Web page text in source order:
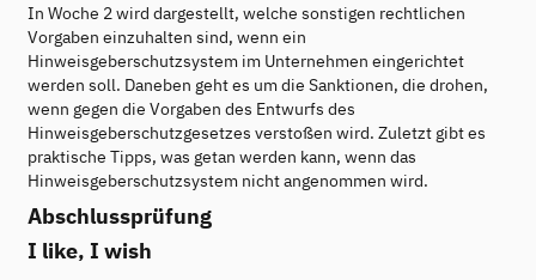
In Woche 2 wird dargestellt, welche sonstigen rechtlichen
Vorgaben einzuhalten sind, wenn ein
Hinweisgeberschutzsystem im Unternehmen eingerichtet
werden soll. Daneben geht es um die Sanktionen, die drohen,
wenn gegen die Vorgaben des Entwurfs des
Hinweisgeberschutzgesetzes verstoßen wird. Zuletzt gibt es
praktische Tipps, was getan werden kann, wenn das
Hinweisgeberschutzsystem nicht angenommen wird.
Abschlussprüfung
I like, I wish